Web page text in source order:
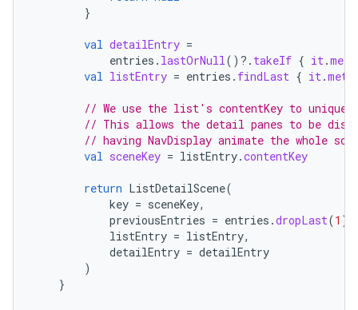
}
val detailEntry =
entries . lastOrNull() ?. takeIf { it.
val listEntry = entries . findLast { it.
// We use the list's contentKey to
// This allows the detail panes to be
// having NavDisplay animate the whole
val sceneKey = listEntry.contentKey
return ListDetailScene(
key = sceneKey,
previousEntries = entries .dropLast(1 ),
listEntry = listEntry,
detailEntry = detailEntry
)
}